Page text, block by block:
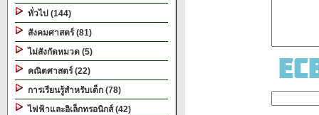
ทั่วไป (144)
สังคมศาสตร์ (81)
ไม่สังกัดหมวด (5)
คณิตศาสตร์ (22)
การเรียนรู้สำหรับเด็ก (78)
ไฟฟ้าและอิเล็กทรอนิกส์ (42)